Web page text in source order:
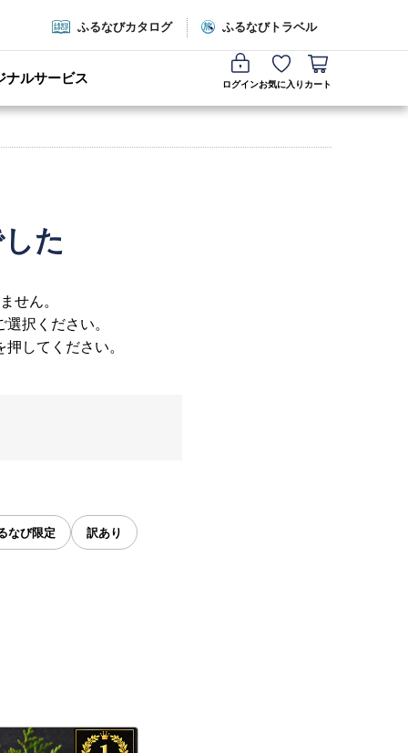
ふるなびカタログ ふるなびトラベル
ナルサービス ログインお気に入り カート
た
せん。
択ください。
してください。
なび限定 訳あり